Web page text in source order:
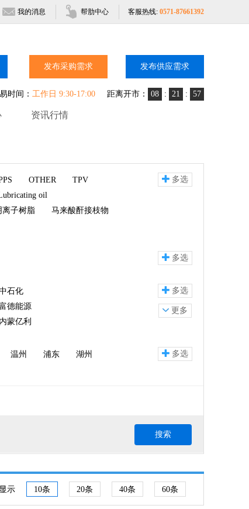
我的消息 帮肋中心 客服热线: 0571-87661392
发布采购需求
发布供应需求
距离开市： 08 : 21 : 57
时间： 工作日 9:30-17:00
资讯行情
OTHER
TPV
oil
离子树脂
马来酸酐接枝物
多选
多选
石化
德能源
内蒙亿利
多选
更多
温州 浦东
湖州
多选
搜索
示 10条 20条 40条 60条